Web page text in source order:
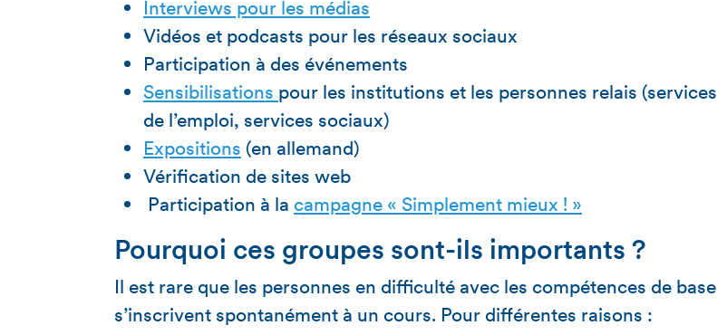
Interviews pour les médias
Vidéos et podcasts pour les réseaux sociaux
Participation à des événements
Sensibilisations pour les institutions et les personnes relais (services
de l’emploi, services sociaux)
Expositions (en allemand)
Vérification de sites web
Participation à la campagne « Simplement mieux ! »
Pourquoi ces groupes sont-ils importants ?
Il est rare que les personnes en difficulté avec les compétences de base
s’inscrivent spontanément à un cours. Pour différentes raisons :